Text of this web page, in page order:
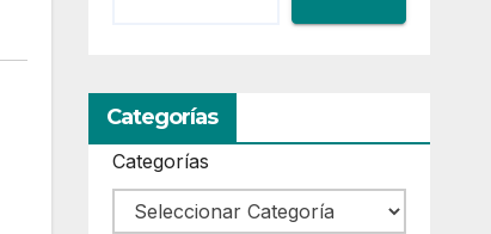
Categorías
Categorías